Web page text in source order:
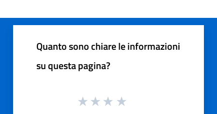
Quanto sono chiare le informazioni
su questa pagina?